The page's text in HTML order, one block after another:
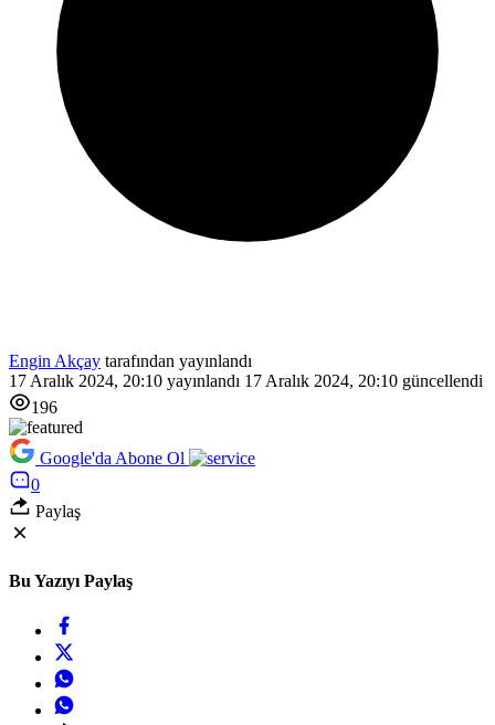
Engin Akçay tarafından yayınlandı
17 Aralık 2024, 20:10 yayınlandı 17 Aralık 2024, 20:10 güncellendi
196
Google'da Abone Ol
0
Paylaş
Bu Yazıyı Paylaş